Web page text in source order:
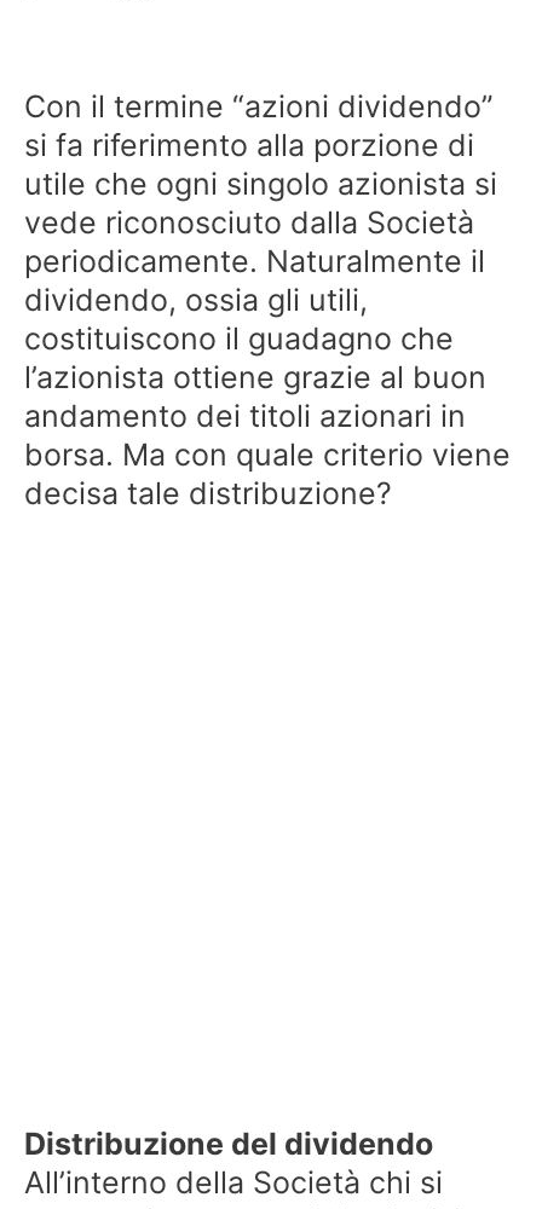
Con il termine “azioni dividendo”
si fa riferimento alla porzione di
utile che ogni singolo azionista si
vede riconosciuto dalla Società
periodicamente. Naturalmente il
dividendo, ossia gli utili,
costituiscono il guadagno che
l’azionista ottiene grazie al buon
andamento dei titoli azionari in
borsa. Ma con quale criterio viene
decisa tale distribuzione?
Distribuzione del dividendo
All’interno della Società chi si